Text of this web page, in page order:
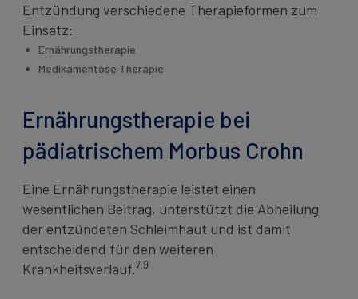
Entzündung verschiedene Therapieformen zum
Einsatz:
Ernährungstherapie
Medikamentöse Therapie
Ernährungstherapie bei
pädiatrischem Morbus Crohn
Eine Ernährungstherapie leistet einen
wesentlichen Beitrag, unterstützt die Abheilung
der entzündeten Schleimhaut und ist damit
entscheidend für den weiteren
Krankheitsverlauf.7,9